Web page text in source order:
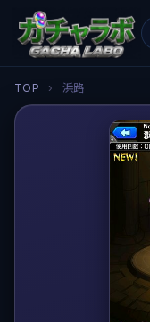
TOP › 浜路